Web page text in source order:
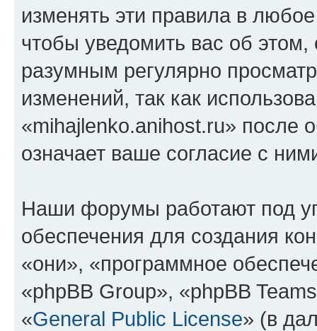
изменять эти правила в
чтобы уведомить вас об
разумным регулярно
изменений, так как
«mihajlenko.anihost.ru» после
означает ваше согласие с
Наши форумы работают под
обеспечения для создания
«они», «программное
«phpBB Group», «phpBB
«General Public License» (в